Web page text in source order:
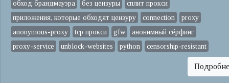
обход брандмауэра без цензуры
сплит прокси
приложения, которые обходят цензуру
connection
proxy
anonymous-proxy
tcp прокси gfw
анонимный сёрфинг
proxy-service
unblock-websites python censorship-resistant